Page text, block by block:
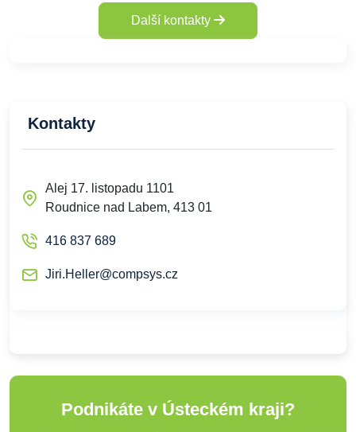
Další kontakty
Kontakty
Alej 17. listopadu 1101
Roudnice nad Labem, 413 01
416 837 689
Jiri.Heller@compsys.cz
Podnikáte v Ústeckém kraji?